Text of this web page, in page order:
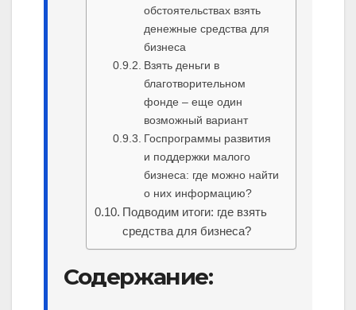
обстоятельствах взять
денежные средства для
бизнеса
Взять деньги в
благотворительном
фонде – еще один
возможный вариант
Госпрограммы развития
и поддержки малого
бизнеса: где можно найти
о них информацию?
Подводим итоги: где взять
средства для бизнеса?
Содержание: